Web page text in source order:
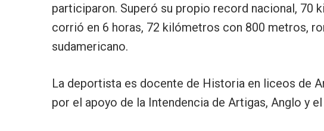
participaron. Superó su propio record nacional, 70
corrió en 6 horas, 72 kilómetros con 800 metros,
sudamericano.
La deportista es docente de Historia en liceos de
por el apoyo de la Intendencia de Artigas, Anglo y